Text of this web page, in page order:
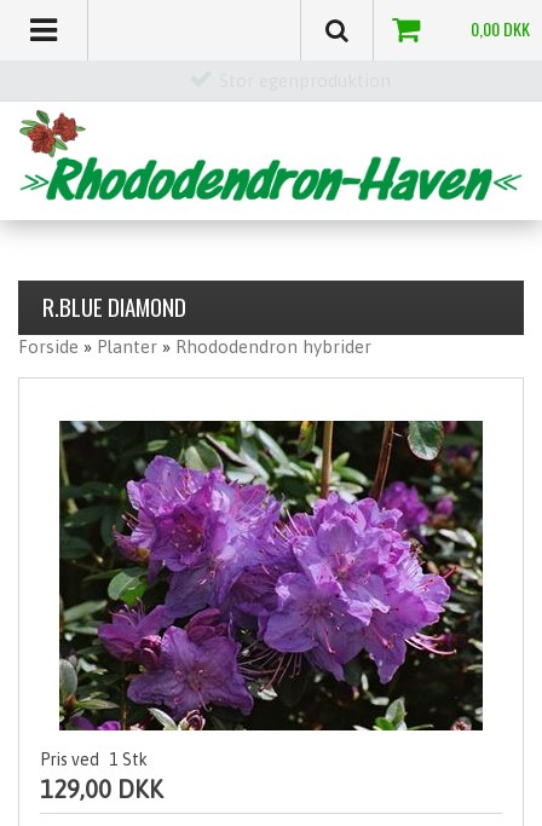
0,00DKK
R.BLUE DIAMOND
Forside » Planter » Rhododendron hybrider
Pris ved 1 Stk
129,00 DKK